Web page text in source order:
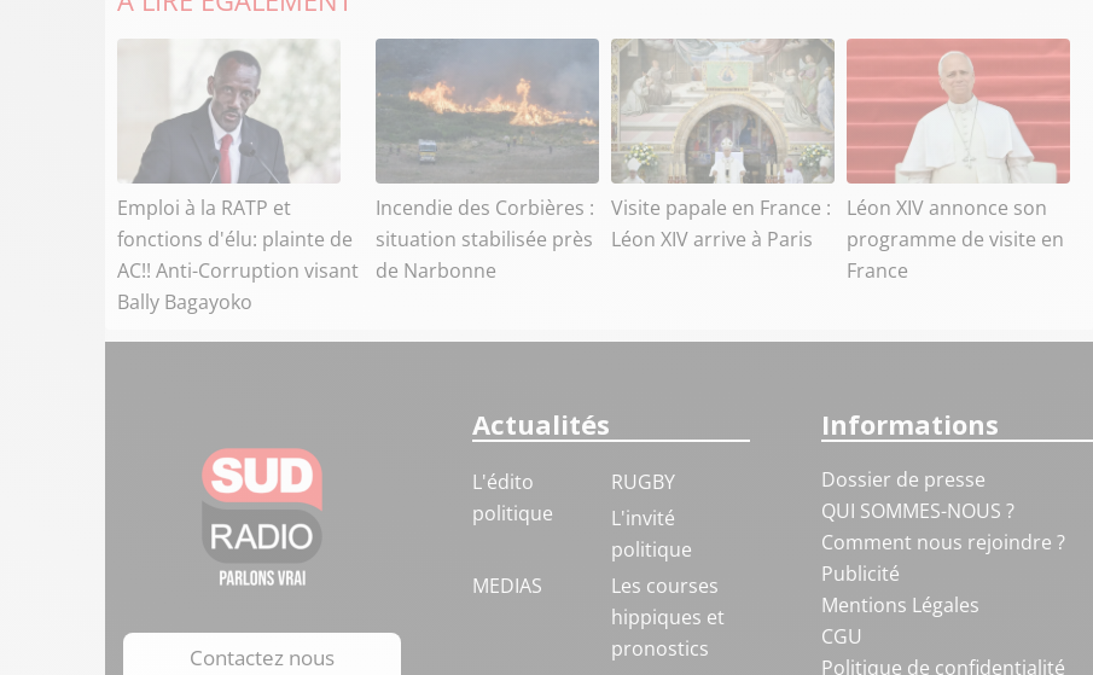
Emploi à la RATP et
fonctions d'élu: plainte de
AC!! Anti-Corruption visant
Bally Bagayoko
Incendie des Corbières :
situation stabilisée près
de Narbonne
Visite papale en France :
Léon XIV arrive à Paris
Léon XIV annonce son
programme de visite en
France
Contactez nous
Actualités
L'édito
politique
RUGBY
L'invité
politique
MEDIAS
Les courses
hippiques et
pronostics
Informations
Dossier de presse
QUI SOMMES-NOUS ?
Comment nous rejoindre ?
Publicité
Mentions Légales
CGU
Politique de confidentialité